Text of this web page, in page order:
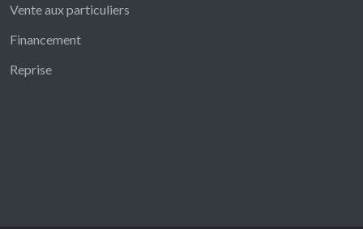
Vente aux particuliers
Financement
Reprise